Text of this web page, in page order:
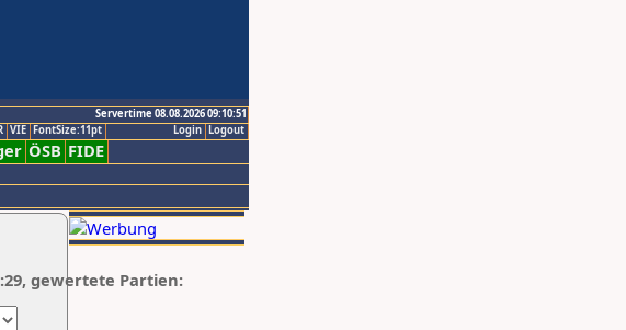
Servertime 08.08.2026 09:10:51
Logout
Login
VIE FontSize:11pt
ÖSB FIDE
gewertete Partien: